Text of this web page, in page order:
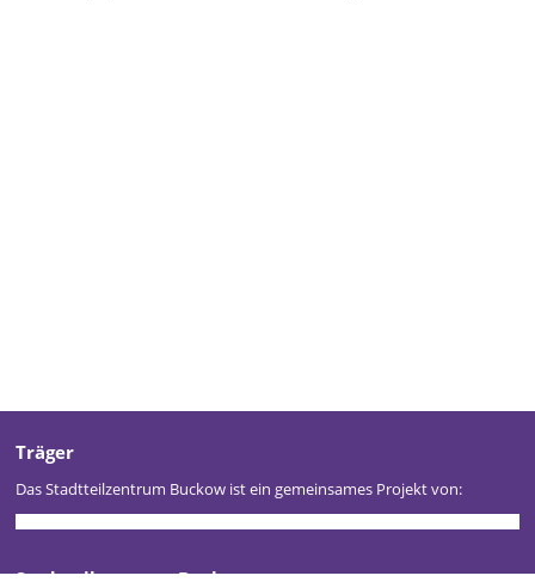
Träger
Das Stadtteilzentrum Buckow ist ein gemeinsames Projekt von:
Stadtteilzentrum Buckow